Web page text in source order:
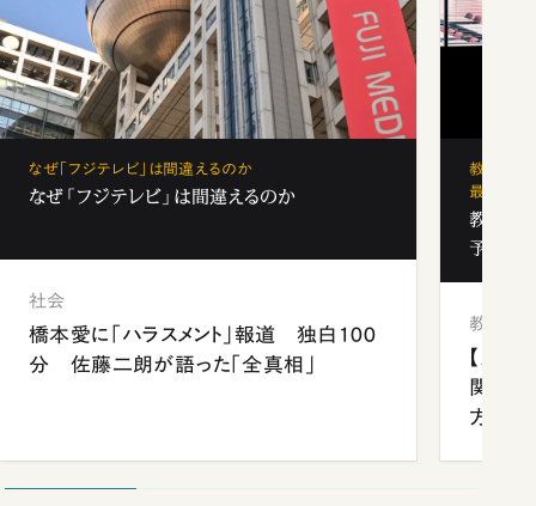
なぜ「フジテレビ」は間違えるのか
なぜ「フジテレビ」は間違えるのか
社会
橋本愛に「ハラスメント」報道 独白100
分 佐藤二朗が語った「全真相」
教育の地
最新勢力
教育の
予備校
教育
【九州
関西
方